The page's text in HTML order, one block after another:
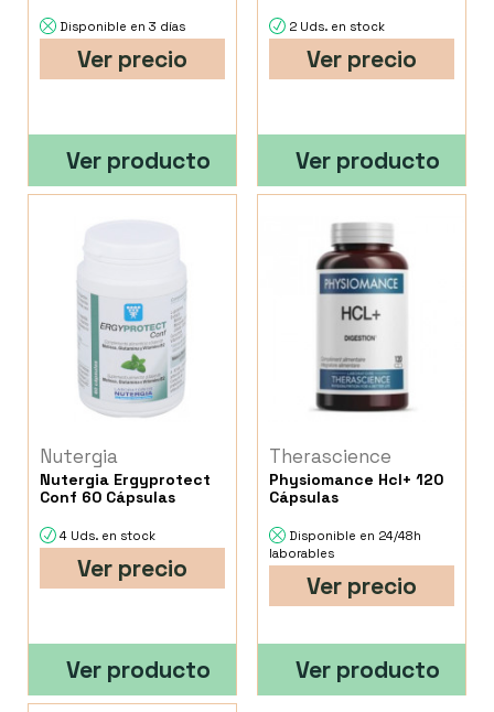
Disponible en 3 días
Ver precio
Ver producto
2 Uds. en stock
Ver precio
Ver producto
Nutergia
Nutergia Ergyprotect
Conf 60 Cápsulas
4 Uds. en stock
Ver precio
Ver producto
Therascience
Physiomance Hcl+ 120
Cápsulas
Disponible en 24/48h
laborables
Ver precio
Ver producto